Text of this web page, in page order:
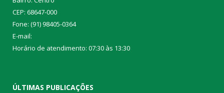
CEP: 68647-000
Fone: (91) 98405-0364
E-mail:
Horário de atendimento: 07:30 às 13:30
ÚLTIMAS PUBLICAÇÕES